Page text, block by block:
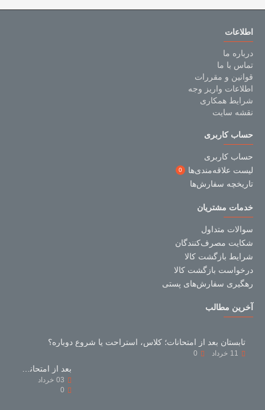
اطلاعات
درباره ما
تماس با ما
قوانین و مقررات
اطلاعات واریز وجه
شرایط همکاری
نقشه سایت
حساب کاربری
حساب کاربری
لیست علاقه‌مندی‌ها
0
تاریخچه سفارش‌ها
خدمات مشتریان
سوالات متداول
شکایت مصرف‌کنندگان
شرایط بازگشت کالا
درخواست بازگشت کالا
رهگیری سفارش‌های پستی
آخرین مطالب
تابستان بعد از امتحانات؛ کلاس، استراحت یا شروع دوباره؟
11 خرداد 0
03 خرداد
0